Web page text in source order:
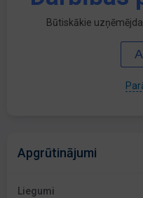
Būtiskākie
Apgrūtinājumi
Liegumi